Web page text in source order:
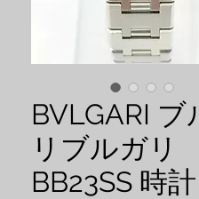
BVLGARI ブ
リブルガリ
BB23SS 時計